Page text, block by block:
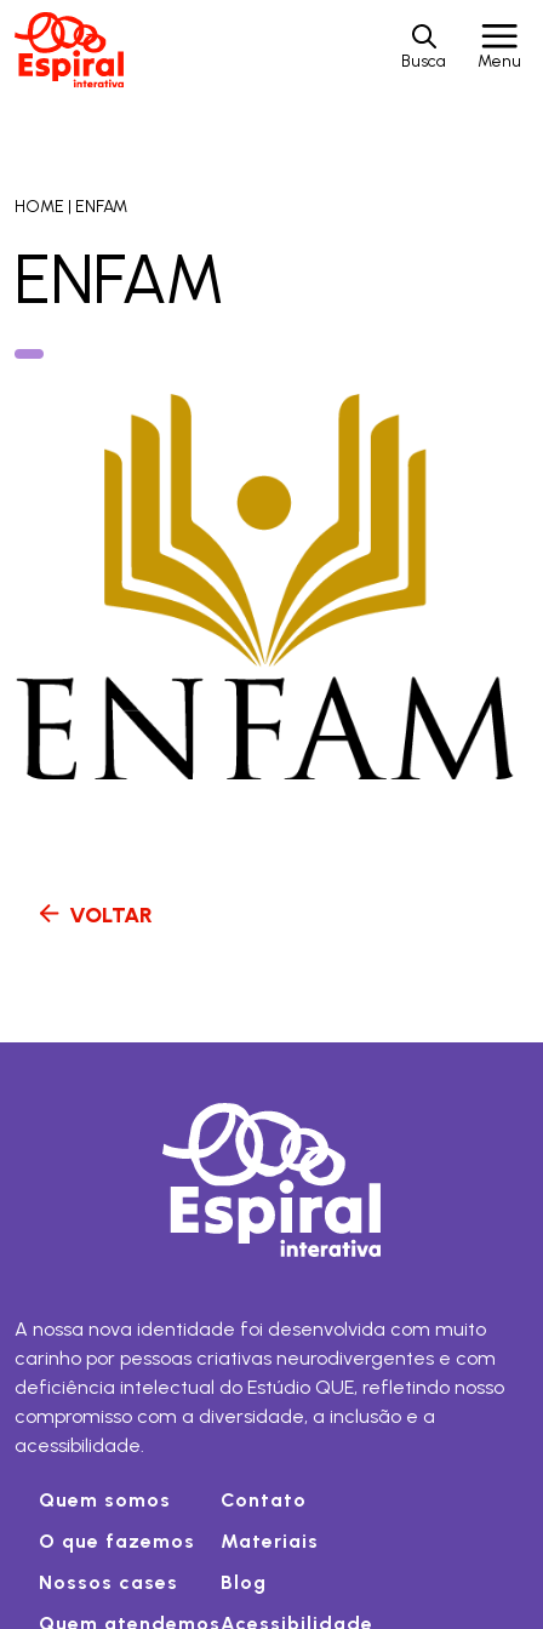
Busca Menu
HOME | ENFAM
ENFAM
VOLTAR
A nossa nova identidade foi desenvolvida com muito
carinho por pessoas criativas neurodivergentes e com
deficiência intelectual do Estúdio QUE, refletindo nosso
compromisso com a diversidade, a inclusão e a
acessibilidade.
Quem somos
O que fazemos
Nossos cases
Quem atendemos
Contato
Materiais
Blog
Acessibilidade